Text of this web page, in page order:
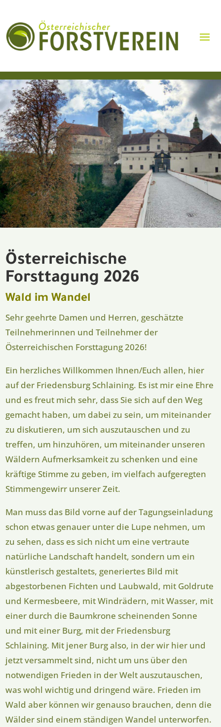
Österreichische
Forsttagung 2026
Wald im Wandel
Sehr geehrte Damen und Herren, geschätzte
Teilnehmerinnen und Teilnehmer der
Österreichischen Forsttagung 2026!
Ein herzliches Willkommen Ihnen/Euch allen, hier
auf der Friedensburg Schlaining. Es ist mir eine Ehre
und es freut mich sehr, dass Sie sich auf den Weg
gemacht haben, um dabei zu sein, um miteinander
zu diskutieren, um sich auszutauschen und zu
treffen, um hinzuhören, um miteinander unseren
Wäldern Aufmerksamkeit zu schenken und eine
kräftige Stimme zu geben, im vielfach aufgeregten
Stimmengewirr unserer Zeit.
Man muss das Bild vorne auf der Tagungseinladung
schon etwas genauer unter die Lupe nehmen, um
zu sehen, dass es sich nicht um eine vertraute
natürliche Landschaft handelt, sondern um ein
künstlerisch gestaltets, generiertes Bild mit
abgestorbenen Fichten und Laubwald, mit Goldrute
und Kermesbeere, mit Windrädern, mit Wasser, mit
einer durch die Baumkrone scheinenden Sonne
und mit einer Burg, mit der Friedensburg
Schlaining. Mit jener Burg also, in der wir hier und
jetzt versammelt sind, nicht um uns über den
notwendigen Frieden in der Welt auszutauschen,
was wohl wichtig und dringend wäre. Frieden im
Wald aber können wir genauso brauchen, denn die
Wälder sind einem ständigen Wandel unterworfen.